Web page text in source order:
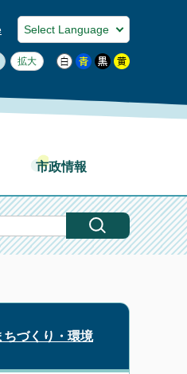
拡大
市政情報
ちづくり・環境